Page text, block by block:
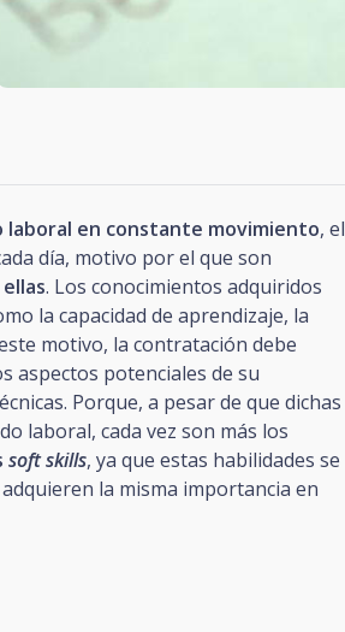
laboral en constante movimiento, el
día, motivo por el que son
. Los conocimientos adquiridos
la capacidad de aprendizaje, la
motivo, la contratación debe
aspectos potenciales de su
Porque, a pesar de que dichas
laboral, cada vez son más los
soft skills, ya que estas habilidades se
la misma importancia en